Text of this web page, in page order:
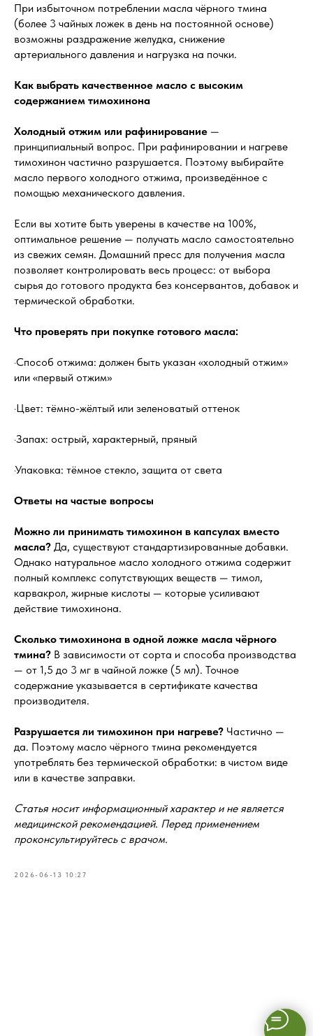
При избыточном потреблении масла чёрного тмина
(более 3 чайных ложек в день на постоянной основе)
возможны раздражение желудка, снижение
артериального давления и нагрузка на почки.
Как выбрать качественное масло с высоким
содержанием тимохинона
Холодный отжим или рафинирование —
принципиальный вопрос. При рафинировании и нагреве
тимохинон частично разрушается. Поэтому выбирайте
масло первого холодного отжима, произведённое с
помощью механического давления.
Если вы хотите быть уверены в качестве на 100%,
оптимальное решение — получать масло самостоятельно
из свежих семян. Домашний пресс для получения масла
позволяет контролировать весь процесс: от выбора
сырья до готового продукта без консервантов, добавок и
термической обработки.
Что проверять при покупке готового масла:
·Способ отжима: должен быть указан «холодный отжим»
или «первый отжим»
·Цвет: тёмно-жёлтый или зеленоватый оттенок
·Запах: острый, характерный, пряный
·Упаковка: тёмное стекло, защита от света
Ответы на частые вопросы
Можно ли принимать тимохинон в капсулах вместо
масла? Да, существуют стандартизированные добавки.
Однако натуральное масло холодного отжима содержит
полный комплекс сопутствующих веществ — тимол,
карвакрол, жирные кислоты — которые усиливают
действие тимохинона.
Сколько тимохинона в одной ложке масла чёрного
тмина? В зависимости от сорта и способа производства
— от 1,5 до 3 мг в чайной ложке (5 мл). Точное
содержание указывается в сертификате качества
производителя.
Разрушается ли тимохинон при нагреве? Частично —
да. Поэтому масло чёрного тмина рекомендуется
употреблять без термической обработки: в чистом виде
или в качестве заправки.
Статья носит информационный характер и не является
медицинской рекомендацией. Перед применением
проконсультируйтесь с врачом.
2026-06-13 10:27